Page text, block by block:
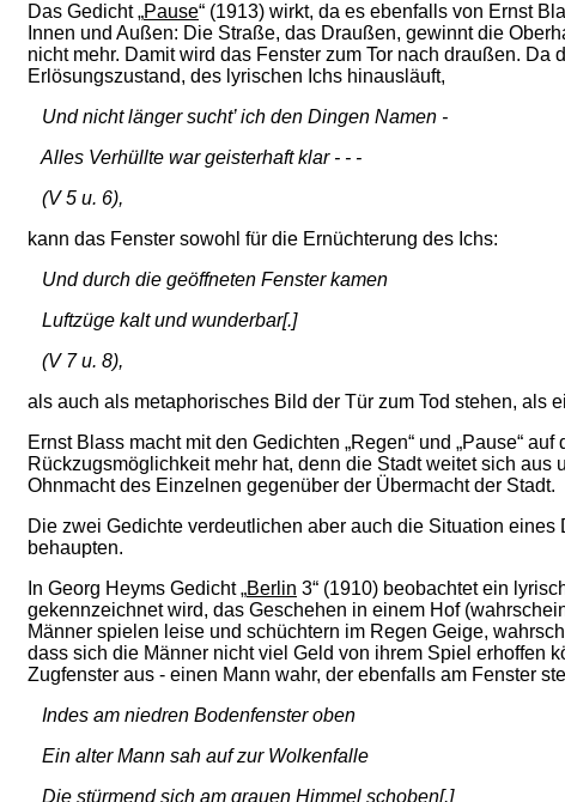
Das Gedicht „Pause“ (1913) wirkt, da es ebenfalls von Ernst
Innen und Außen: Die Straße, das Draußen, gewinnt die
nicht mehr. Damit wird das Fenster zum Tor nach draußen.
Erlösungszustand, des lyrischen Ichs hinausläuft,
Und nicht länger sucht’ ich den Dingen Namen -
Alles Verhüllte war geisterhaft klar - - -
(V 5 u. 6),
kann das Fenster sowohl für die Ernüchterung des Ichs:
Und durch die geöffneten Fenster kamen
Luftzüge kalt und wunderbar[.]
(V 7 u. 8),
als auch als metaphorisches Bild der Tür zum Tod stehen, als
Ernst Blass macht mit den Gedichten „Regen“ und „Pause“
Rückzugsmöglichkeit mehr hat, denn die Stadt weitet sich
Ohnmacht des Einzelnen gegenüber der Übermacht der Stadt.
Die zwei Gedichte verdeutlichen aber auch die Situation
behaupten.
In Georg Heyms Gedicht „Berlin 3“ (1910) beobachtet ein
gekennzeichnet wird, das Geschehen in einem Hof
Männer spielen leise und schüchtern im Regen Geige,
dass sich die Männer nicht viel Geld von ihrem Spiel erhoffen
Zugfenster aus - einen Mann wahr, der ebenfalls am Fenster
Indes am niedren Bodenfenster oben
Ein alter Mann sah auf zur Wolkenfalle
Die stürmend sich am grauen Himmel schoben[.]